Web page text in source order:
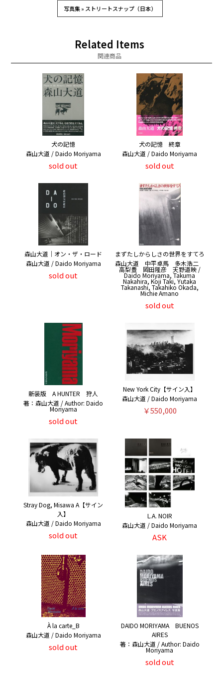
写真集 » ストリートスナップ（日本）
Related Items
関連商品
犬の記憶
森山大道 / Daido Moriyama
sold out
犬の記憶 終章
森山大道 / Daido Moriyama
sold out
森山大道｜オン・ザ・ロード
森山大道 / Daido Moriyama
sold out
まずたしからしさの世界をすてろ
森山大道 中平卓馬 多木浩二
高梨豊 岡田隆彦 天野道映 /
Daido Moriyama, Takuma
Nakahira, Koji Taki, Yutaka
Takanashi, Takahiko Okada,
Michie Amano
sold out
新装版 A HUNTER 狩人
著：森山大道 / Author: Daido
Moriyama
sold out
New York City【サイン入】
森山大道 / Daido Moriyama
￥550,000
Stray Dog, Misawa A【サイン
入】
森山大道 / Daido Moriyama
sold out
L.A. NOIR
森山大道 / Daido Moriyama
ASK
À la carte_B
森山大道 / Daido Moriyama
sold out
DAIDO MORIYAMA BUENOS
AIRES
著：森山大道 / Author: Daido
Moriyama
sold out